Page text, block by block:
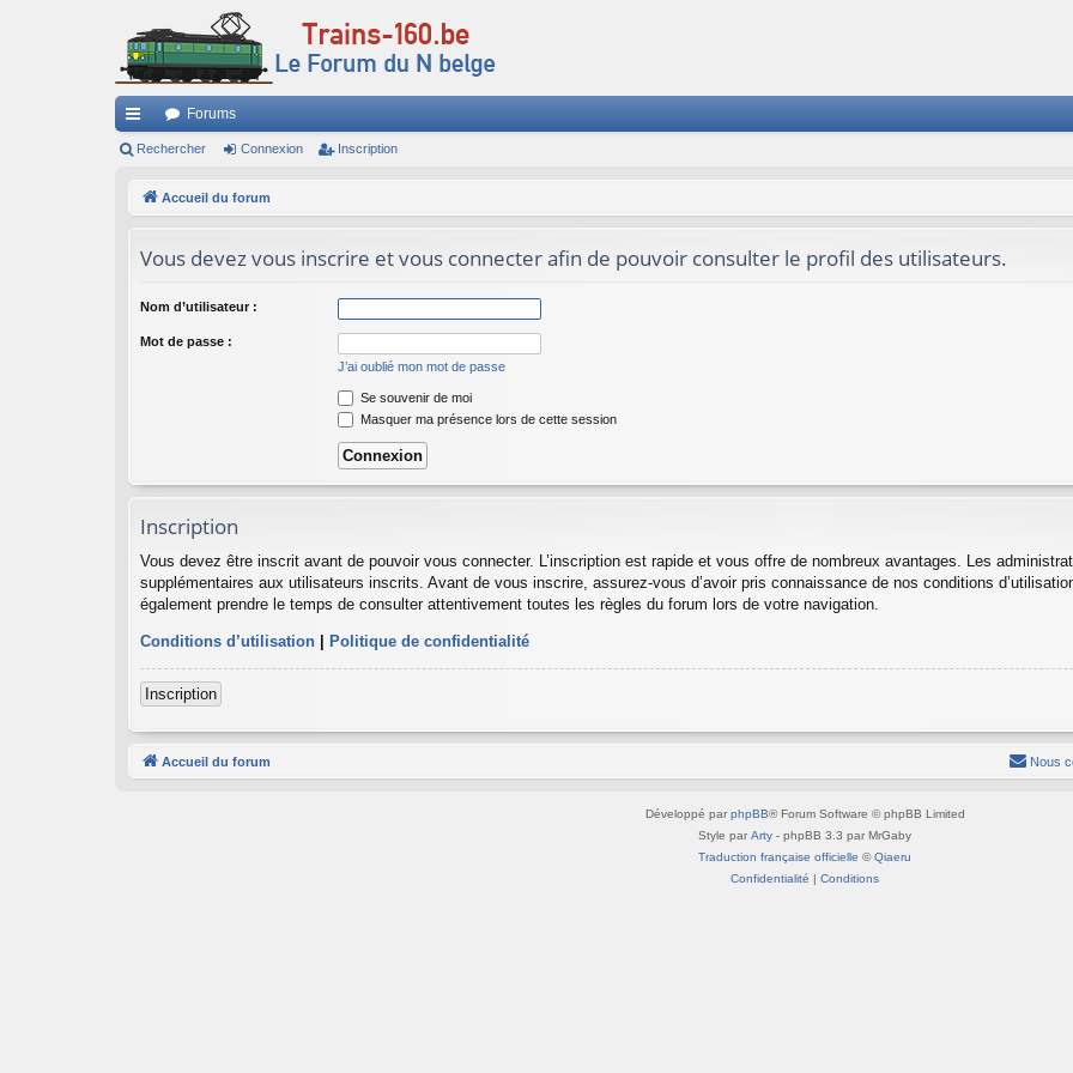
ac
Forums
Rechercher Connexion Inscription
Accueil du forum
Vous devez vous inscrire et vous connecter afin de pouvoir consulter le profil des utilisateurs.
Nom d’utilisateur :
Mot de passe :
J’ai oublié mon mot de passe
Se souvenir de moi
Masquer ma présence lors de cette session
Inscription
Vous devez être inscrit avant de pouvoir vous connecter. L’inscription est rapide et vous offre de nombreux avantages. Les
supplémentaires aux utilisateurs inscrits. Avant de vous inscrire, assurez-vous d’avoir pris connaissance de nos conditions
également prendre le temps de consulter attentivement toutes les règles du forum lors de votre navigation.
Conditions d’utilisation | Politique de confidentialité
Inscription
Accueil du forum Nous
Développé par phpBB® Forum Software © phpBB Limited
Style par Arty - phpBB 3.3 par MrGaby
Traduction française officielle ©Qiaeru
Confidentialité | Conditions